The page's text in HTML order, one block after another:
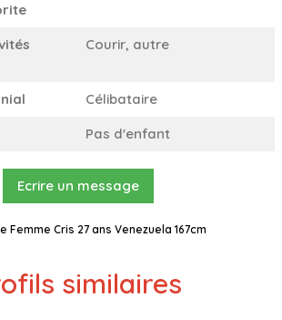
Courir, autre
Célibataire
Pas d'enfant
Ecrire un message
Femme Cris 27 ans Venezuela 167cm
similaires